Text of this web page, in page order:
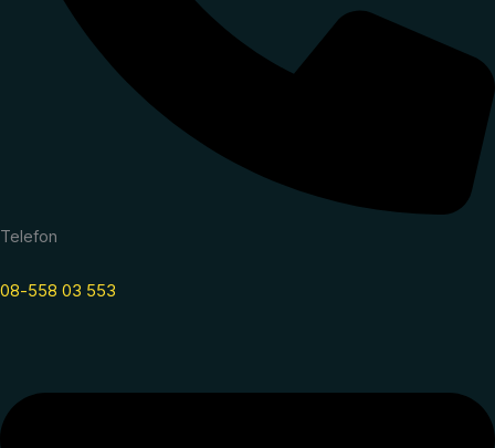
Telefon
08-558 03 553